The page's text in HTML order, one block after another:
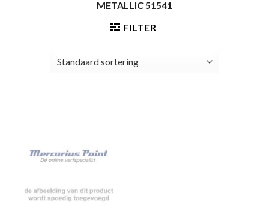
METALLIC 51541
FILTER